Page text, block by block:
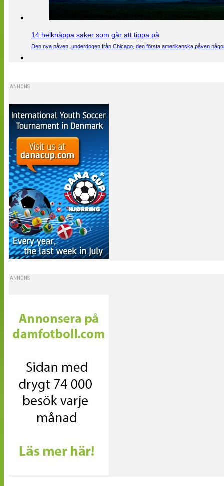
14 helknäppa saker som går att tippa på
Den nya påven, underdogen från Chicago, den första amerikanska påven
ANNONS
ANNONS